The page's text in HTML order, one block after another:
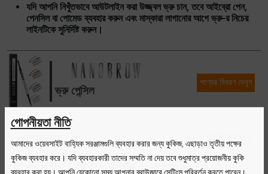
যদি আপনি নিখুঁতভাবে আউটলাইন করা উজ্জ্বল ভ্রু চান, তবে আইব্রো পেন,
পেনসিল বা পোমেড ব্যবহার করুন এবং মাস্কারা লাগানোর আগে ভ্রু-র নিচের
লাইনটিকে সুনির্দিষ্ট করুন।
ভ্রু পেন্সিল
পণ্যের বিবরণ দেখুন
পরবর্তী নিবন্ধ
একটি মন্তব্য লিখুন। মডারেটরের অনুমোদনের সাথে সাথে এটি পোস্ট করা হবে।
গোপনীয়তা নীতি
আমাদের ওয়েবসাইট বাহ্যিক সরঞ্জামগুলি ব্যবহার করার জন্য কুকিজ, এছাড়াও তৃতীয় পক্ষের
কুকিজ ব্যবহার করে। যদি ব্যবহারকারী তাদের সম্মতি না দেয় তবে শুধুমাত্র প্রয়োজনীয় কুকি